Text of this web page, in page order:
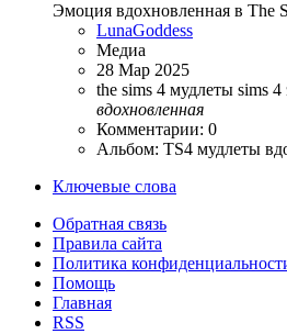
Эмоция вдохновленная в The
LunaGoddess
Медиа
28 Мар 2025
the sims 4 мудлеты sims 4
вдохновленная
Комментарии: 0
Альбом: TS4 мудлеты
Ключевые слова
Обратная связь
Правила сайта
Политика
Помощь
Главная
RSS